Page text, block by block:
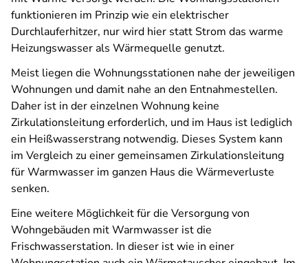
funktionieren im Prinzip wie ein elektrischer
Durchlauferhitzer, nur wird hier statt Strom das warme
Heizungswasser als Wärmequelle genutzt.
Meist liegen die Wohnungsstationen nahe der jeweiligen
Wohnungen und damit nahe an den Entnahmestellen.
Daher ist in der einzelnen Wohnung keine
Zirkulationsleitung erforderlich, und im Haus ist lediglich
ein Heißwasserstrang notwendig. Dieses System kann
im Vergleich zu einer gemeinsamen Zirkulationsleitung
für Warmwasser im ganzen Haus die Wärmeverluste
senken.
Eine weitere Möglichkeit für die Versorgung von
Wohngebäuden mit Warmwasser ist die
Frischwasserstation. In dieser ist wie in einer